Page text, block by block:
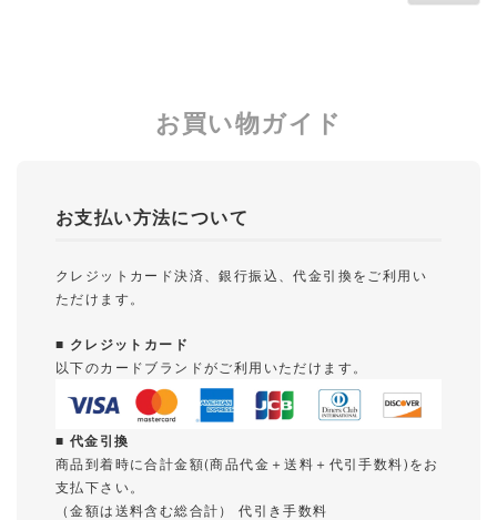
お買い物ガイド
お支払い方法について
クレジットカード決済、銀行振込、代金引換をご利用い
ただけます。
■ クレジットカード
以下のカードブランドがご利用いただけます。
■ 代金引換
商品到着時に合計金額(商品代金＋送料＋代引手数料)をお
支払下さい。
（金額は送料含む総合計） 代引き手数料